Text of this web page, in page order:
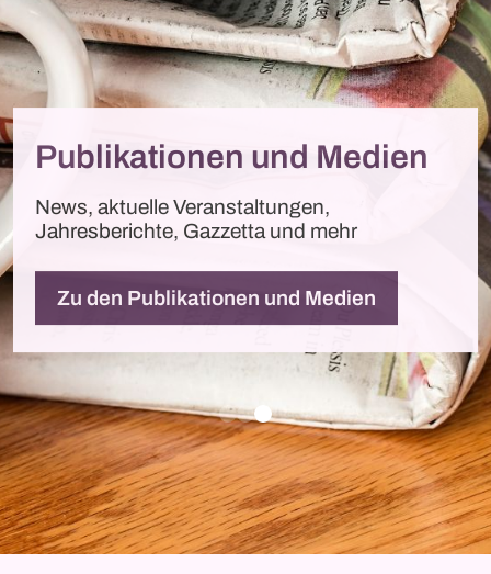
Publikationen und Medien
News, aktuelle Veranstaltungen,
Jahresberichte, Gazzetta und mehr
Zu den Publikationen und Medien